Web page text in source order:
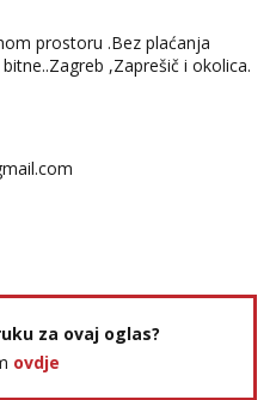
prostoru .Bez plaćanja
,Zaprešič i okolica.
za ovaj oglas?
ovdje